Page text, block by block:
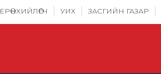
ЕРӨНХИЙЛӨГЧ УИХ ЗАСГИЙН ГАЗАР